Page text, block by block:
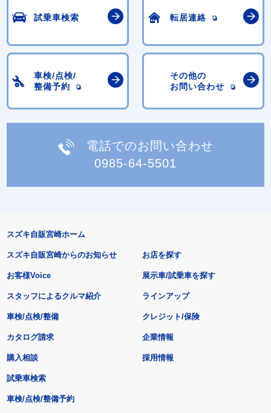
試乗車検索 転居連絡
車検/点検/
整備予約
その他の
お問い合わせ
電話でのお問い合わせ
0985-64-5501
スズキ自販宮崎ホーム
スズキ自販宮崎からのお知らせ
お客様Voice
スタッフによるクルマ紹介
お店を探す
展示車/試乗車を探す
ラインアップ
車検/点検/整備 クレジット/保険
カタログ請求
購入相談
試乗車検索
車検/点検/整備予約
企業情報
採用情報